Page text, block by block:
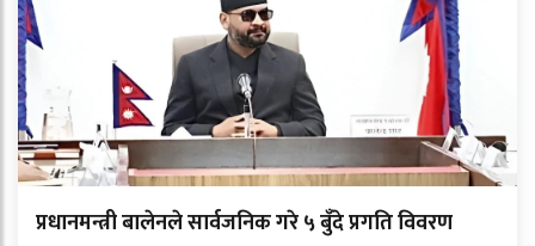
प्रधानमन्त्री बालेनले सार्वजनिक गरे ५ बुँदे प्रगति विवरण